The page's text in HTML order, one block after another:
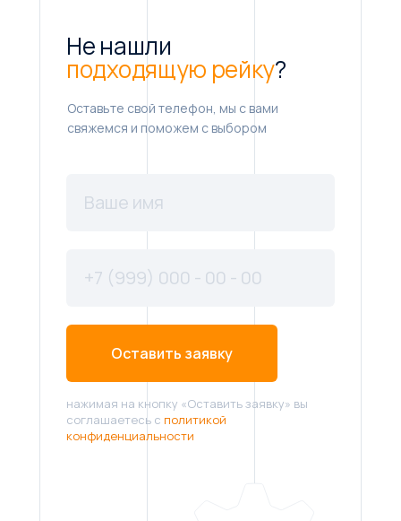
Не нашли
подходящую рейку?
Оставьте свой телефон, мы с вами
свяжемся и поможем с выбором
Оставить заявку
нажимая на кнопку «Оставить заявку» вы
соглашаетесь с политикой
конфиденциальности